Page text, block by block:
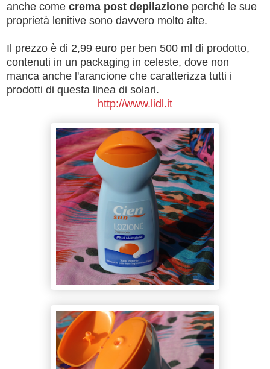
anche come crema post depilazione perché le sue
proprietà lenitive sono davvero molto alte.
Il prezzo è di 2,99 euro per ben 500 ml di prodotto,
contenuti in un packaging in celeste, dove non
manca anche l'arancione che caratterizza tutti i
prodotti di questa linea di solari.
http://www.lidl.it